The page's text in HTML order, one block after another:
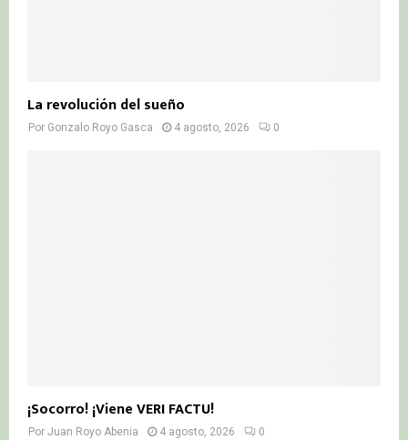
La revolución del sueño
Por Gonzalo Royo Gasca 4 agosto, 2026 0
¡Socorro! ¡Viene VERI FACTU!
Por Juan Royo Abenia 4 agosto, 2026 0